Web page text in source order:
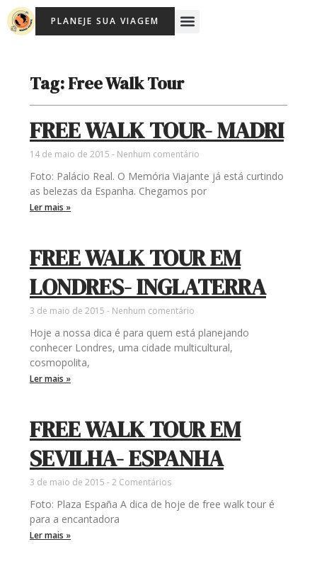
para
PLANEJE SUA VIAGEM Menu
Tag: Free Walk Tour
FREE WALK TOUR- MADRI
14 de maio de 2015 Nenhum comentário
Foto: Palácio Real. O Memória Viajante já está curtindo
as belezas da Espanha. Chegamos por
Ler mais »
FREE WALK TOUR EM
LONDRES- INGLATERRA
3 de maio de 2015 Nenhum comentário
Hoje a nossa dica é para quem está planejando
conhecer Londres, uma cidade multicultural,
cosmopolita,
Ler mais »
FREE WALK TOUR EM
SEVILHA- ESPANHA
3 de maio de 2015 2 Comentários
Foto: Plaza España A dica de hoje de free walk tour é
para a encantadora
Ler mais »